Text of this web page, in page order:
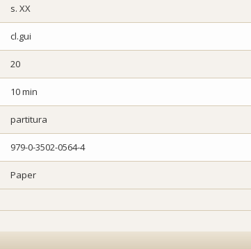
s. XX
cl.gui
20
10 min
partitura
979-0-3502-0564-4
Paper